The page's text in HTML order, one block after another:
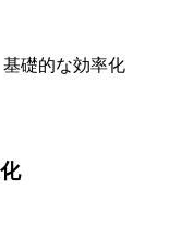
礎的な効率化